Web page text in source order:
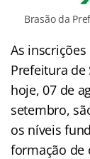
Brasão da
As
Prefeitura de
hoje, 07 de
setembro,
os níveis
formação de